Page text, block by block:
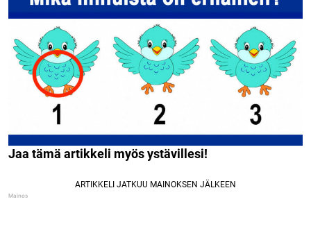
Jaa tämä artikkeli myös ystävillesi!